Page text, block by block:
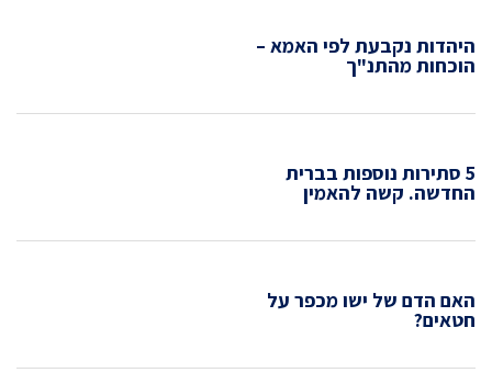
היהדות נקבעת לפי האמא –
הוכחות מהתנ"ך
5 סתירות נוספות בברית
החדשה. קשה להאמין
האם הדם של ישו מכפר על
חטאים?